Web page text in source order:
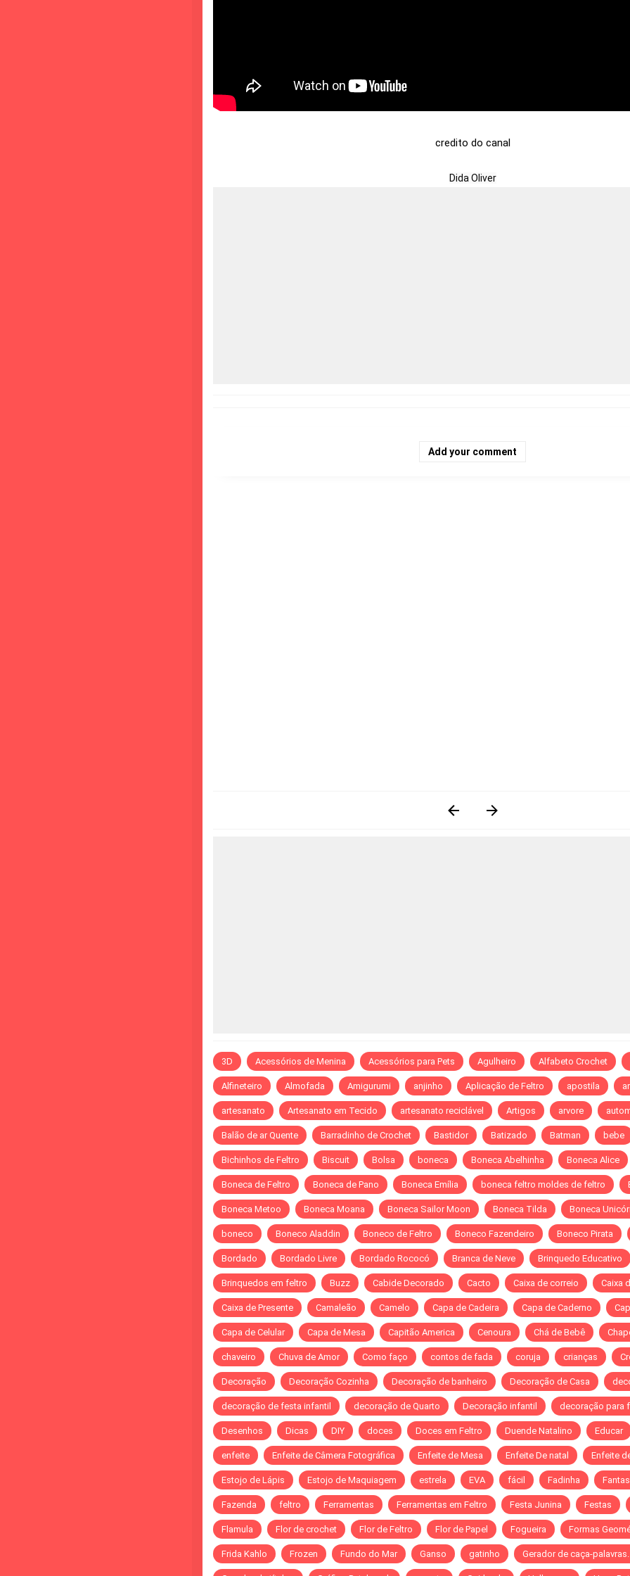
credito do canal
Dida Oliver
Add your comment
3D Acessórios de Menina Acessórios para Pets Agulheiro Alfabeto Crochet
Alfineteiro Almofada Amigurumi anjinho Aplicação de Feltro apostila
artesanato Artesanato em Tecido artesanato reciclável Artigos arvore
Balão de ar Quente Barradinho de Crochet Bastidor Batizado Batman bebe
Bichinhos de Feltro Biscuit Bolsa boneca Boneca Abelhinha Boneca Alice
Boneca de Feltro Boneca de Pano Boneca Emília boneca feltro moldes de feltro
Boneca Metoo Boneca Moana Boneca Sailor Moon Boneca Tilda Boneca
boneco Boneco Aladdin Boneco de Feltro Boneco Fazendeiro Boneco Pirata
Bordado Bordado Livre Bordado Rococó Branca de Neve Brinquedo Educativo
Brinquedos em feltro Buzz Cabide Decorado Cacto Caixa de correio Caixa
Caixa de Presente Camaleão Camelo Capa de Cadeira Capa de Caderno
Capa de Celular Capa de Mesa Capitão America Cenoura Chá de Bebê
chaveiro Chuva de Amor Como faço contos de fada coruja crianças
Decoração Decoração Cozinha Decoração de banheiro Decoração de Casa
decoração de festa infantil decoração de Quarto Decoração infantil decoração para
Desenhos Dicas DIY doces Doces em Feltro Duende Natalino Educar
enfeite Enfeite de Câmera Fotográfica Enfeite de Mesa Enfeite De natal Enfeite
Estojo de Lápis Estojo de Maquiagem estrela EVA fácil Fadinha
Fazenda feltro Ferramentas Ferramentas em Feltro Festa Junina Festas
Flamula Flor de crochet Flor de Feltro Flor de Papel Fogueira Formas
Frida Kahlo Frozen Fundo do Mar Ganso gatinho Gerador de caça-